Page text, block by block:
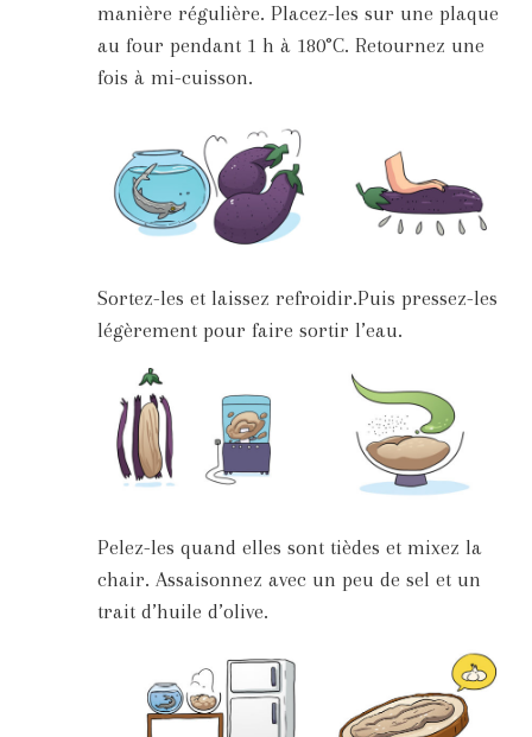
manière régulière. Placez-les sur une plaque
au four pendant 1 h à 180°C. Retournez une
fois à mi-cuisson.
Sortez-les et laissez refroidir.Puis pressez-les
légèrement pour faire sortir l’eau.
Pelez-les quand elles sont tièdes et mixez la
chair. Assaisonnez avec un peu de sel et un
trait d’huile d’olive.